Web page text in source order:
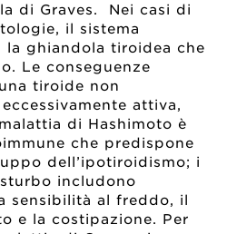
di Graves. Nei casi di
il sistema
la ghiandola tiroidea che
Le conseguenze
tiroide non
attiva,
di Hashimoto è
che predispone
dell’ipotiroidismo; i
includono
sensibilità al freddo, il
e la costipazione. Per